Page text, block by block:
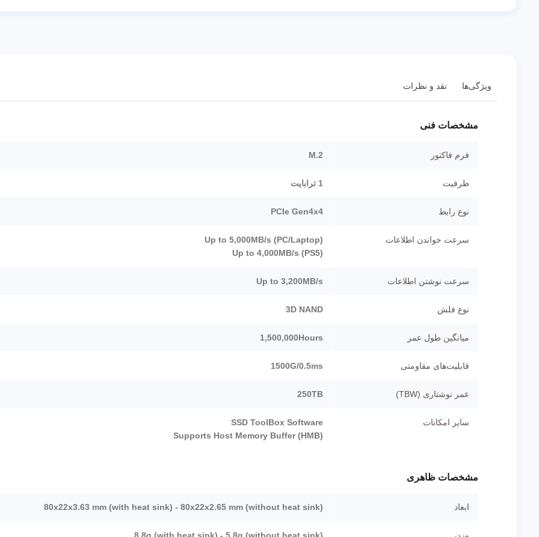
ویژگی‌ها نقد و نظرات
مشخصات فنی
فرم فاکتور M.2
ظرفیت 1 ترابایت
نوع رابط PCIe Gen4x4
سرعت خواندن اطلاعات
Up to 5,000MB/s (PC/Laptop)
Up to 4,000MB/s (PS5)
سرعت نوشتن اطلاعات Up to 3,200MB/s
نوع فلش 3D NAND
میانگین طول عمر 1,500,000Hours
قابلیت‌های مقاومتی 1500G/0.5ms
عمر نوشتاری (TBW) 250TB
سایر امکانات
SSD ToolBox Software
Supports Host Memory Buffer (HMB)
مشخصات ظاهری
ابعاد 80x22x3.63 mm (with heat sink) - 80x22x2.65 mm (without heat sink)
وزن 8.8g (with heat sink) - 5.8g (without heat sink)